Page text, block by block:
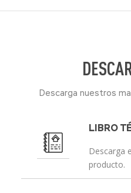
Descarga nuestros
LIBRO
Descarga
producto.